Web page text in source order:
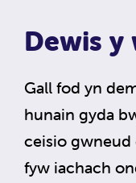
Dewis
Gall fod yn
hunain gyda
ceisio gwneud
fyw iachach